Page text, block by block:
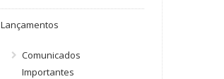
Lançamentos
Comunicados
Importantes